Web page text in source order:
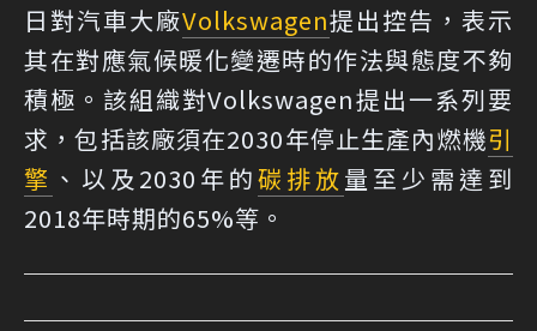
日對汽車大廠Volkswagen提出控告，表示
其在對應氣候暖化變遷時的作法與態度不夠
積極。該組織對Volkswagen提出一系列要
求，包括該廠須在2030年停止生產內燃機引
擎 、以及2030年的碳排放量至少需達到
2018年時期的65%等。